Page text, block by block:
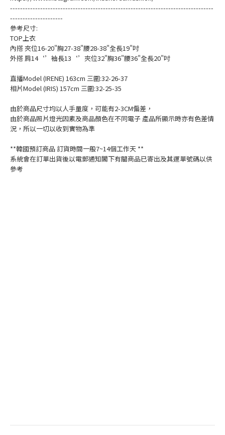
---------------------------------------------------------------------------------
---------------------
參考尺寸:
TOP上衣
內搭 夾位16-20"胸27-38"腰28-38"全長19"吋
外搭 肩14‘’袖長13‘’夾位32"胸36"腰36"全長20"吋
直播Model (IRENE) 163cm 三圍:32-26-37
相片Model (IRIS) 157cm 三圍:32-25-35
由於商品尺寸均以人手量度，可能有2-3CM偏差，
由於商品照片燈光因素及商品顏色在不同電子 產品所顯示時亦有色差情
況，所以一切以收到實物為準
**韓國預訂商品 訂貨時間一般7~14個工作天 **
系統會在訂單出貨後以電郵通知閣下有關商品已寄出及其運單號碼以供
參考